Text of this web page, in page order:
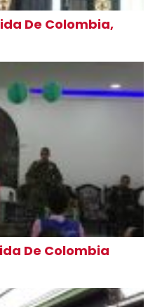
De Colombia,
De Colombia